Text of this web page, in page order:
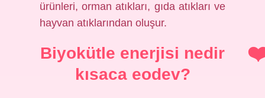
ürünleri, orman atıkları, gıda atıkları ve
hayvan atıklarından oluşur.
Biyokütle enerjisi nedir
kısaca eodev?